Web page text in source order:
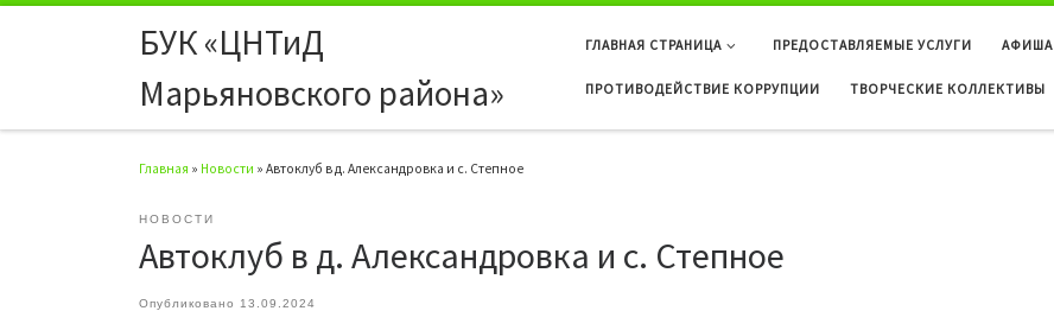
Перейти к содержимомуБУК «ЦНТиД
Марьяновского района»
ГЛАВНАЯ СТРАНИЦА ПРЕДОСТАВЛЯЕМЫЕ УСЛУГИ АФИША
ПРОТИВОДЕЙСТВИЕ КОРРУПЦИИ ТВОРЧЕСКИЕ КОЛЛЕКТИВЫ
Главная » Новости » Автоклуб в д. Александровка и с. Степное
НОВОСТИ
Автоклуб в д. Александровка и с. Степное
Опубликовано 13.09.2024